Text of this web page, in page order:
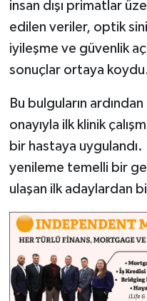
insan dışı primatlar
edilen veriler, optik
iyileşme ve güvenlik
sonuçlar ortaya
Bu bulguların
onayıyla ilk klinik
bir hastaya
yenileme temelli bir
ulaşan ilk adaylardan